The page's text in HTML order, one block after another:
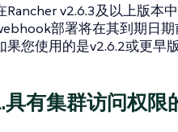
Rancher v2.6.3及以上版本
部署将在其到期日期
果您使用的是v2.6.2或更早
具有集群访问权限